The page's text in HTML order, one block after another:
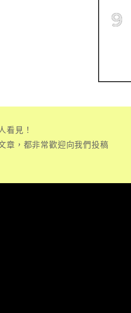
看見！
章，都非常歡迎向我們投稿